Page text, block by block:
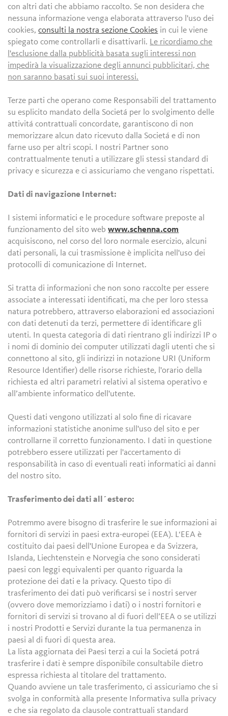
con altri dati che abbiamo raccolto. Se non desidera che
nessuna informazione venga elaborata attraverso l'uso dei
cookies,consulti la nostra sezione Cookies in cui le viene
spiegato come controllarli e disattivarli. Le ricordiamo che
l'esclusione dalla pubblicità basata sugli interessi non
impedirà la visualizzazione degli annunci pubblicitari, che
non saranno basati sui suoi interessi.
Terze parti che operano come Responsabili del trattamento
su esplicito mandato della Societá per lo svolgimento delle
attivitá contrattuali concordate, garantiscono di non
memorizzare alcun dato ricevuto dalla Societá e di non
farne uso per altri scopi. I nostri Partner sono
contrattualmente tenuti a utilizzare gli stessi standard di
privacy e sicurezza e ci assicuriamo che vengano rispettati.
Dati di navigazione Internet:
I sistemi informatici e le procedure software preposte al
funzionamento del sito webwww.schenna.com
acquisiscono, nel corso del loro normale esercizio, alcuni
dati personali, la cui trasmissione è implicita nell'uso dei
protocolli di comunicazione di Internet.
Si tratta di informazioni che non sono raccolte per essere
associate a interessati identificati, ma che per loro stessa
natura potrebbero, attraverso elaborazioni ed associazioni
con dati detenuti da terzi, permettere di identificare gli
utenti. In questa categoria di dati rientrano gli indirizzi IP o
i nomi di dominio dei computer utilizzati dagli utenti che si
connettono al sito, gli indirizzi in notazione URI (Uniform
Resource Identifier) delle risorse richieste, l'orario della
richiesta ed altri parametri relativi al sistema operativo e
all’ambiente informatico dell'utente.
Questi dati vengono utilizzati al solo fine di ricavare
informazioni statistiche anonime sull'uso del sito e per
controllarne il corretto funzionamento. I dati in questione
potrebbero essere utilizzati per l'accertamento di
responsabilità in caso di eventuali reati informatici ai danni
del nostro sito.
Trasferimento dei dati all´estero:
Potremmo avere bisogno di trasferire le sue informazioni ai
fornitori di servizi in paesi extra-europei (EEA). L‘EEA è
costituito dai paesi dell'Unione Europea e da Svizzera,
Islanda, Liechtenstein e Norvegia che sono considerati
paesi con leggi equivalenti per quanto riguarda la
protezione dei dati e la privacy. Questo tipo di
trasferimento dei dati può verificarsi se i nostri server
(ovvero dove memorizziamo i dati) o i nostri fornitori e
fornitori di servizi si trovano al di fuori dell’EEA o se utilizzi
i nostri Prodotti e Servizi durante la tua permanenza in
paesi al di fuori di questa area.
La lista aggiornata dei Paesi terzi a cui la Societá potrá
trasferire i dati è sempre disponibile consultabile dietro
espressa richiesta al titolare del trattamento.
Quando avviene un tale trasferimento, ci assicuriamo che si
svolga in conformità alla presente Informativa sulla privacy
e che sia regolato da clausole contrattuali standard